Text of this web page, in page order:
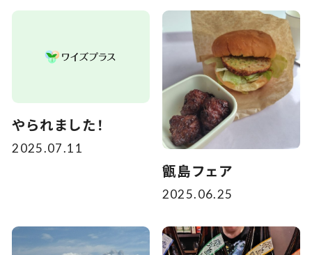
やられました！
2025.07.11
甑島フェア
2025.06.25